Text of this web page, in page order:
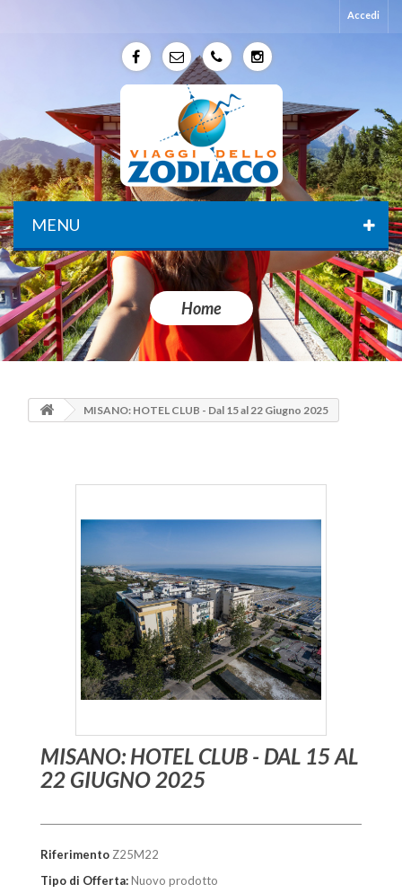
Accedi
f e p p
MENU
Home
MISANO: HOTEL CLUB - Dal 15 al 22 Giugno 2025
MISANO: HOTEL CLUB - DAL 15 AL
22 GIUGNO 2025
Riferimento Z25M22
Tipo di Offerta:Nuovo prodotto